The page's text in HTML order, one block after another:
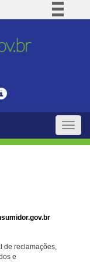
BR
Toggle
de reclamações,
e